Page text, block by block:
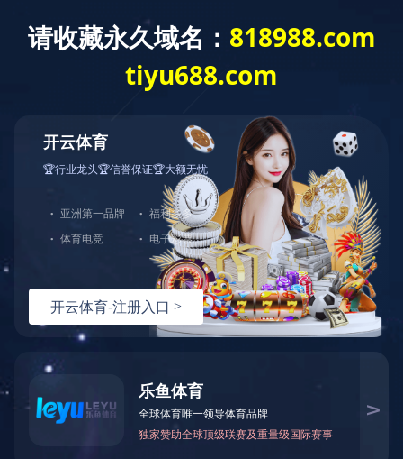
发行人的证券变动月报表
截至二零二四年三月三十一日止之股份发行人的证券变动月报表
上一条资讯：公告及通告 - [股息或分派（公告表格）] 截至二零
二三年十二月三十一日止年度的末期股息
热线： 151-9017-0656